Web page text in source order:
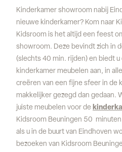
Kinderkamer showroom nabij
nieuwe kinderkamer? Kom naar
Kidsroom is het altijd een feest
showroom. Deze bevindt zich in
(slechts 40 min. rijden) en biedt
kinderkamer meubelen aan, in
creëren van een fijne sfeer in de
makkelijker gezegd dan gedaan.
juiste meubelen voor de
Kidsroom Beuningen 50
als u in de buurt van Eindhoven
bezoeken van Kidsroom